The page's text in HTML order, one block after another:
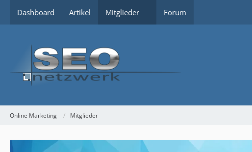
Dashboard Artikel Mitglieder Forum
Online Marketing Mitglieder